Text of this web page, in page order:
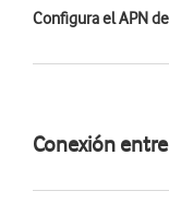
Configura el APN
Conexión